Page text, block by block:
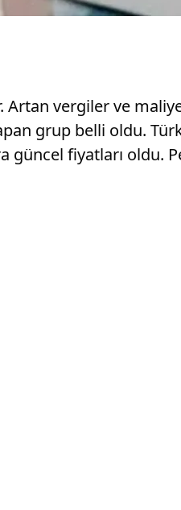
Artan vergiler ve
grup belli oldu.
fiyatları oldu.